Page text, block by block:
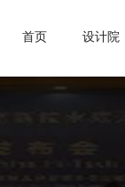
首页 设计院